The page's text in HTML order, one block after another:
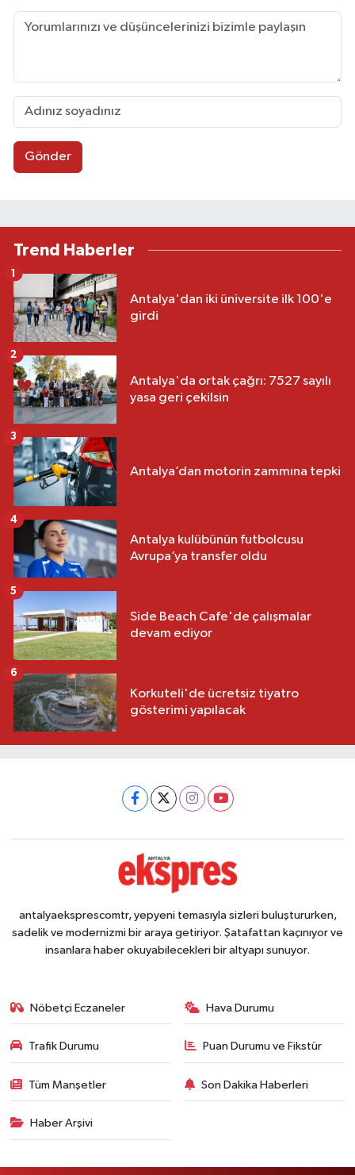
Gönder
Trend Haberler
Antalya'dan iki üniversite ilk 100'e
girdi
1
Antalya'da ortak çağrı: 7527 sayılı
yasa geri çekilsin
2
Antalya’dan motorin zammına tepki
3
Antalya kulübünün futbolcusu
Avrupa’ya transfer oldu
4
Side Beach Cafe'de çalışmalar
devam ediyor
5
Korkuteli'de ücretsiz tiyatro
gösterimi yapılacak
6
antalyaeksprescomtr, yepyeni temasıyla sizleri buluştururken,
sadelik ve modernizmi bir araya getiriyor. Şatafattan kaçınıyor ve
insanlara haber okuyabilecekleri bir altyapı sunuyor.
Nöbetçi Eczaneler Hava Durumu
Trafik Durumu Puan Durumu ve Fikstür
Tüm Manşetler Son Dakika Haberleri
Haber Arşivi